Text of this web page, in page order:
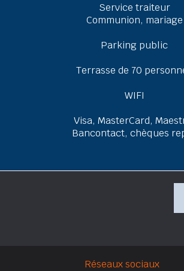
Service traiteur
Communion, mariage
Parking public
Terrasse de 70
WIFI
Visa, MasterCard,
Bancontact, chèques
Réseaux sociaux